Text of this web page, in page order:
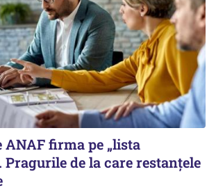
ANAF firma pe „lista
de la care restanțele